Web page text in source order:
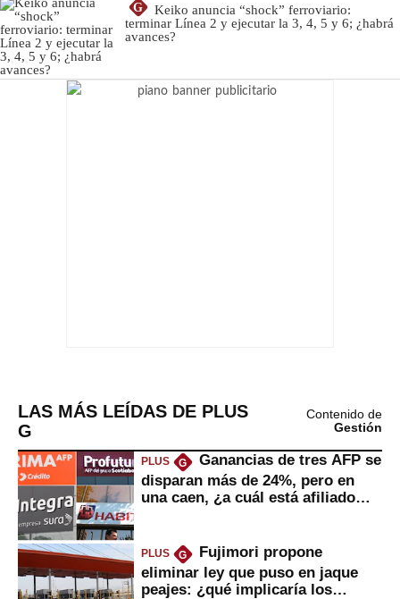
G
Keiko anuncia “shock” ferroviario:
terminar Línea 2 y ejecutar la 3, 4, 5 y 6; ¿habrá
avances?
LAS MÁS LEÍDAS DE PLUS
G
Contenido de
Gestión
PLUS G
Ganancias de tres AFP se
disparan más de 24%, pero en
una caen, ¿a cuál está afiliado
PLUS G
Fujimori propone
eliminar ley que puso en jaque
peajes: ¿qué implicaría los